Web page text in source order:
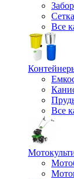
Все
Все